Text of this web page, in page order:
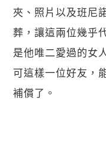
夾、照片以及班尼
葬，讓這兩位幾乎
是他唯二愛過的女
可這樣一位好友，
補償了。